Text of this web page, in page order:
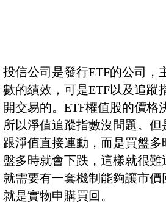
投信公司是發行ETF的公司，
數的績效，可是ETF以及追蹤
開交易的。ETF權值股的價格
所以淨值追蹤指數沒問題。但
跟淨值直接連動，而是買盤
盤多時就會下跌，這樣就很
就需要有一套機制能夠讓市
就是實物申購買回。